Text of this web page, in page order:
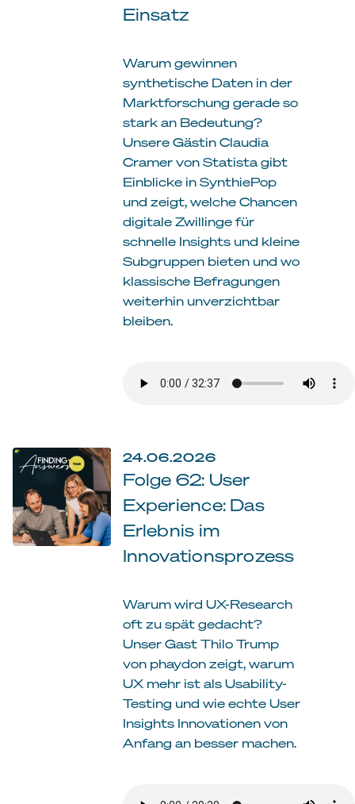
Einsatz
Warum gewinnen
synthetische Daten in der
Marktforschung gerade so
stark an Bedeutung?
Unsere Gästin Claudia
Cramer von Statista gibt
Einblicke in SynthiePop
und zeigt, welche Chancen
digitale Zwillinge für
schnelle Insights und kleine
Subgruppen bieten und wo
klassische Befragungen
weiterhin unverzichtbar
bleiben.
24.06.2026
Folge 62: User
Experience: Das
Erlebnis im
Innovationsprozess
Warum wird UX-Research
oft zu spät gedacht?
Unser Gast Thilo Trump
von phaydon zeigt, warum
UX mehr ist als Usability-
Testing und wie echte User
Insights Innovationen von
Anfang an besser machen.